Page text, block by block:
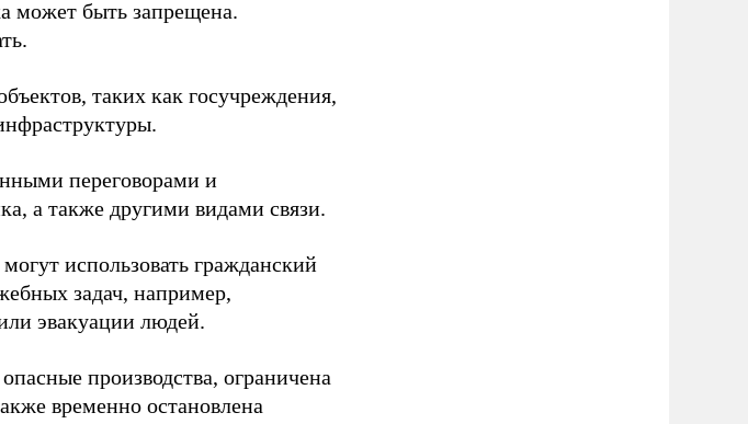
может быть запрещена.
таких как госучреждения,
переговорами и
а также другими видами связи.
использовать гражданский
задач, например,
эвакуации людей.
производства, ограничена
временно остановлена